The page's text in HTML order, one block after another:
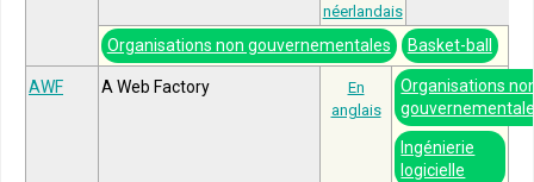
néerlandais
Organisations non gouvernementales Basket-ball
AWF A Web Factory
En
anglais
Organisations
Ingénierie
logicielle